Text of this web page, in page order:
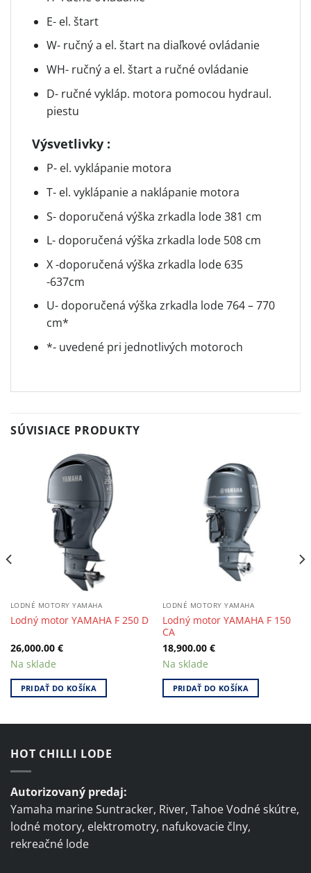
E- el. štart
W- ručný a el. štart na diaľkové ovládanie
WH- ručný a el. štart a ručné ovládanie
D- ručné vykláp. motora pomocou hydraul.
piestu
Výsvetlivky :
P- el. vyklápanie motora
T- el. vyklápanie a naklápanie motora
S- doporučená výška zrkadla lode 381 cm
L- doporučená výška zrkadla lode 508 cm
X -doporučená výška zrkadla lode 635
-637cm
U- doporučená výška zrkadla lode 764 – 770
cm*
*- uvedené pri jednotlivých motoroch
SÚVISIACE PRODUKTY
LODNÉ MOTORY YAMAHA
Lodný motor YAMAHA F 250 D
26,000.00 €
Na sklade
PRIDAŤ DO KOŠÍKA
LODNÉ MOTORY YAMAHA
Lodný motor YAMAHA F 150
CA
18,900.00 €
Na sklade
PRIDAŤ DO KOŠÍKA
HOT CHILLI LODE
Autorizovaný predaj:
Yamaha marine Suntracker, River, Tahoe Vodné skútre,
lodné motory, elektromotry, nafukovacie člny,
rekreačné lode